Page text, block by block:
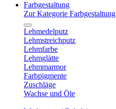
Farbgestaltung
Zur Kategorie Farbgestaltung
Lehmedelputz
Lehmstreichputz
Lehmfarbe
Lehmglätte
Lehmmarmor
Farbpigmente
Zuschläge
Wachse und Öle